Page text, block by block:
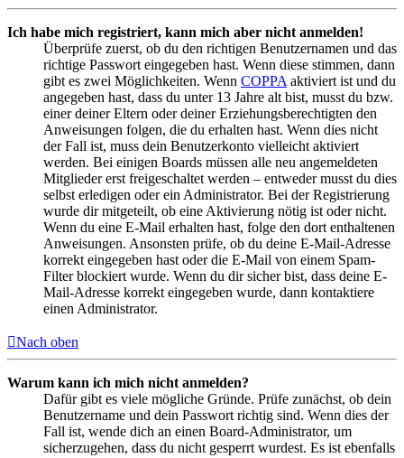
Ich habe mich registriert, kann mich aber nicht anmelden!
Überprüfe zuerst, ob du den richtigen Benutzernamen und das
richtige Passwort eingegeben hast. Wenn diese stimmen, dann
gibt es zwei Möglichkeiten. Wenn COPPA aktiviert ist und du
angegeben hast, dass du unter 13 Jahre alt bist, musst du bzw.
einer deiner Eltern oder deiner Erziehungsberechtigten den
Anweisungen folgen, die du erhalten hast. Wenn dies nicht
der Fall ist, muss dein Benutzerkonto vielleicht aktiviert
werden. Bei einigen Boards müssen alle neu angemeldeten
Mitglieder erst freigeschaltet werden – entweder musst du dies
selbst erledigen oder ein Administrator. Bei der Registrierung
wurde dir mitgeteilt, ob eine Aktivierung nötig ist oder nicht.
Wenn du eine E-Mail erhalten hast, folge den dort enthaltenen
Anweisungen. Ansonsten prüfe, ob du deine E-Mail-Adresse
korrekt eingegeben hast oder die E-Mail von einem Spam-
Filter blockiert wurde. Wenn du dir sicher bist, dass deine E-
Mail-Adresse korrekt eingegeben wurde, dann kontaktiere
einen Administrator.
Nach oben
Warum kann ich mich nicht anmelden?
Dafür gibt es viele mögliche Gründe. Prüfe zunächst, ob dein
Benutzername und dein Passwort richtig sind. Wenn dies der
Fall ist, wende dich an einen Board-Administrator, um
sicherzugehen, dass du nicht gesperrt wurdest. Es ist ebenfalls